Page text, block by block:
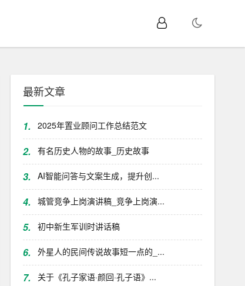
最新文章
1. 2025年置业顾问工作总结范文
2. 有名历史人物的故事_历史故事
3. AI智能问答与文案生成，提升创...
4. 城管竞争上岗演讲稿_竞争上岗演...
5. 初中新生军训时讲话稿
6. 外星人的民间传说故事短一点的_...
7. 关于《孔子家语·颜回·孔子语》...